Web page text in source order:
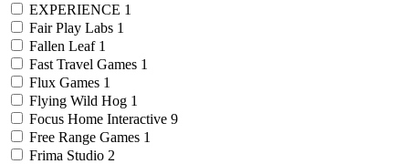
EXPERIENCE 1
Fair Play Labs 1
Fallen Leaf 1
Fast Travel Games 1
Flux Games 1
Flying Wild Hog 1
Focus Home Interactive 9
Free Range Games 1
Frima Studio 2